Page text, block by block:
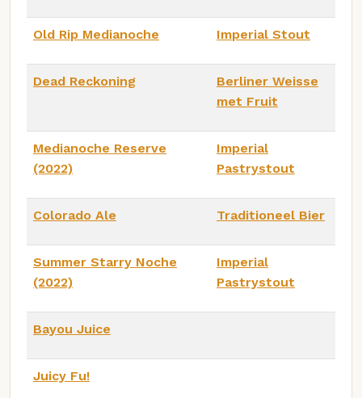
Old Rip Medianoche Imperial Stout
Dead Reckoning
Berliner Weisse
met Fruit
Medianoche Reserve
(2022)
Imperial
Pastrystout
Colorado Ale Traditioneel Bier
Summer Starry Noche
(2022)
Imperial
Pastrystout
Bayou Juice
Juicy Fu!